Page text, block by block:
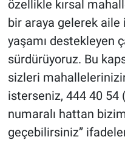
özellikle kırsal
bir araya gelerek aile
yaşamı destekleyen
sürdürüyoruz. Bu
sizleri
isterseniz, 444 40 54
numaralı hattan
geçebilirsiniz”